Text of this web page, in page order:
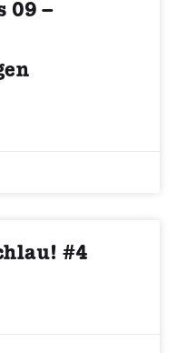
09 –
#4